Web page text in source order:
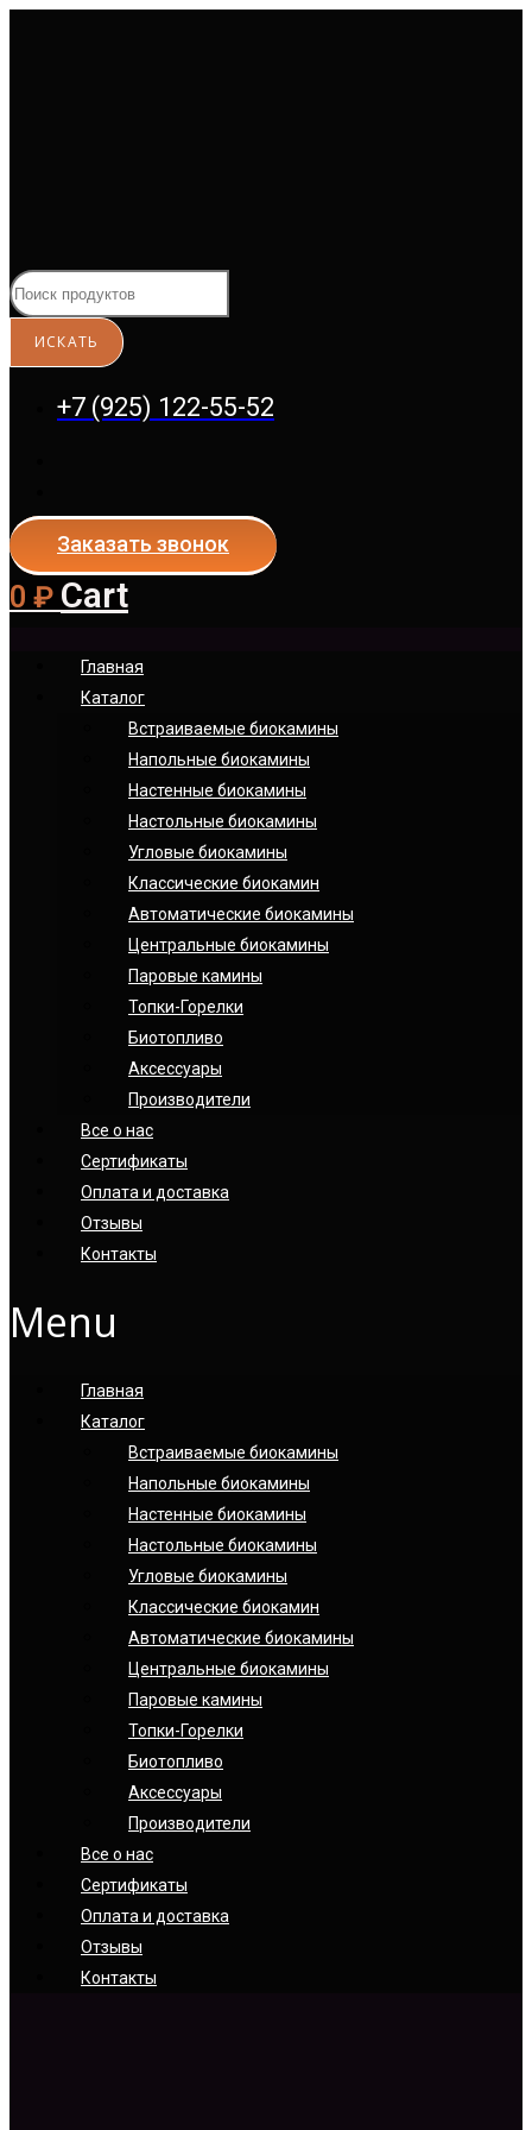
+7 (925) 122-55-52
Заказать звонок
0 ₽ Cart
Главная
Каталог
Встраиваемые биокамины
Напольные биокамины
Настенные биокамины
Настoльные биокамины
Угловые биокамины
Классические биокамин
Автоматические биокамины
Центральные биокамины
Паровые камины
Топки-Горелки
Биотопливо
Аксессуары
Производители
Все о нас
Сертификаты
Оплата и доставка
Отзывы
Контакты
Menu
Главная
Каталог
Встраиваемые биокамины
Напольные биокамины
Настенные биокамины
Настoльные биокамины
Угловые биокамины
Классические биокамин
Автоматические биокамины
Центральные биокамины
Паровые камины
Топки-Горелки
Биотопливо
Аксессуары
Производители
Все о нас
Сертификаты
Оплата и доставка
Отзывы
Контакты